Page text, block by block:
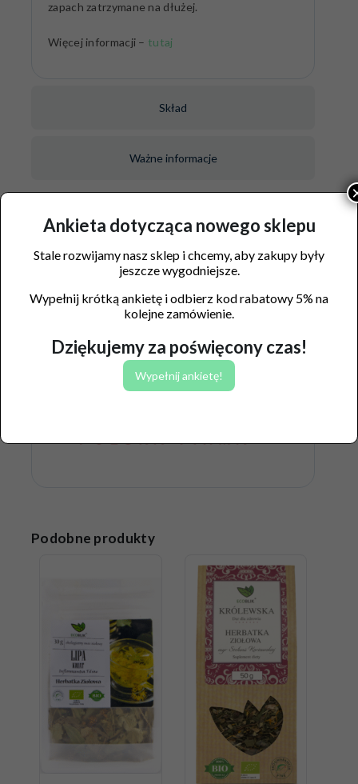
Skład
Ważne informacje
zapach zatrzymane na dłużej.
Więcej informacji – tutaj
Producent:Medicaline Sp. z o.o.
EAN: 5903242584930
Podobne produkty
Ankieta dotycząca nowego sklepu
Stale rozwijamy nasz sklep i chcemy, aby zakupy były
jeszcze wygodniejsze.
Wypełnij krótką ankietę i odbierz kod rabatowy 5% na
kolejne zamówienie.
Dziękujemy za poświęcony czas!
Wypełnij ankietę!